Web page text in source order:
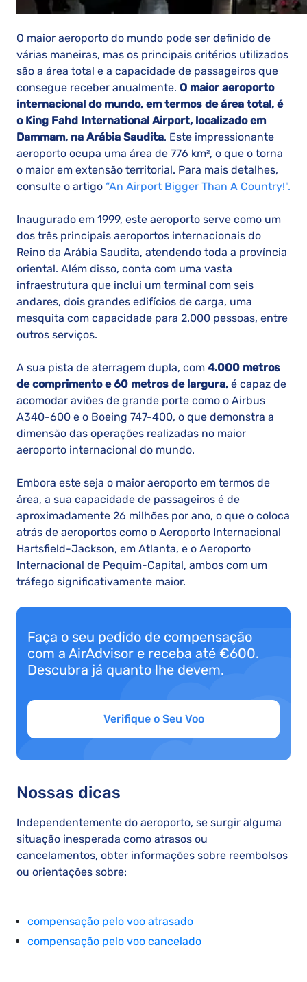
O maior aeroporto do mundo pode ser definido de
várias maneiras, mas os principais critérios utilizados
são a área total e a capacidade de passageiros que
consegue receber anualmente. O maior aeroporto
internacional do mundo, em termos de área total, é
o King Fahd International Airport, localizado em
Dammam, na Arábia Saudita. Este impressionante
aeroporto ocupa uma área de 776 km², o que o torna
o maior em extensão territorial. Para mais detalhes,
consulte o artigo “An Airport Bigger Than A Country!".
Inaugurado em 1999, este aeroporto serve como um
dos três principais aeroportos internacionais do
Reino da Arábia Saudita, atendendo toda a província
oriental. Além disso, conta com uma vasta
infraestrutura que inclui um terminal com seis
andares, dois grandes edifícios de carga, uma
mesquita com capacidade para 2.000 pessoas, entre
outros serviços.
A sua pista de aterragem dupla, com 4.000 metros
de comprimento e 60 metros de largura, é capaz de
acomodar aviões de grande porte como o Airbus
A340-600 e o Boeing 747-400, o que demonstra a
dimensão das operações realizadas no maior
aeroporto internacional do mundo.
Embora este seja o maior aeroporto em termos de
área, a sua capacidade de passageiros é de
aproximadamente 26 milhões por ano, o que o coloca
atrás de aeroportos como o Aeroporto Internacional
Hartsfield-Jackson, em Atlanta, e o Aeroporto
Internacional de Pequim-Capital, ambos com um
tráfego significativamente maior.
Faça o seu pedido de compensação
com a AirAdvisor e receba até €600.
Descubra já quanto lhe devem.
Verifique o Seu Voo
Nossas dicas
Independentemente do aeroporto, se surgir alguma
situação inesperada como atrasos ou
cancelamentos, obter informações sobre reembolsos
ou orientações sobre:
compensação pelo voo atrasado
compensação pelo voo cancelado